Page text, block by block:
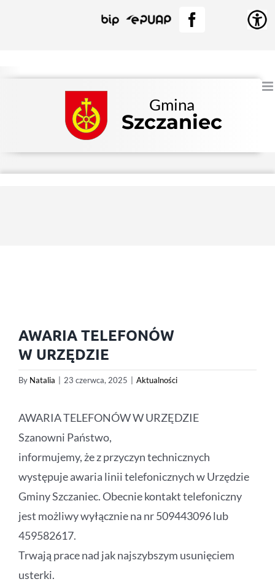
BIP EPUAPFacebook
Gmina
Szczaniec
AWARIA TELEFONÓW
W URZĘDZIE
By Natalia 23 czerwca, 2025 Aktualności
AWARIA TELEFONÓW W URZĘDZIE
Szanowni Państwo,
informujemy, że z przyczyn technicznych
występuje awaria linii telefonicznych w Urzędzie
Gminy Szczaniec. Obecnie kontakt telefoniczny
jest możliwy wyłącznie na nr 509443096 lub
459582617.
Trwają prace nad jak najszybszym usunięciem
usterki.